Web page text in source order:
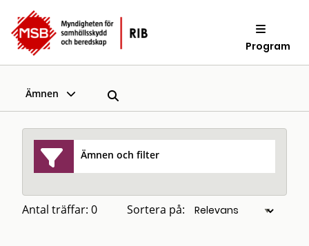
Program
Ämnen
Ämnen och filter
Antal träffar: 0 Sortera på: